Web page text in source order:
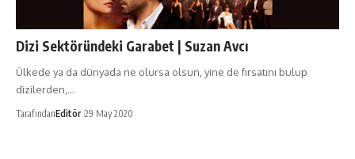
Dizi Sektöründeki Garabet | Suzan Avcı
Ülkede ya da dünyada ne olursa olsun, yine de fırsatını bulup
dizilerden,…
TarafındanEditör 29 May 2020